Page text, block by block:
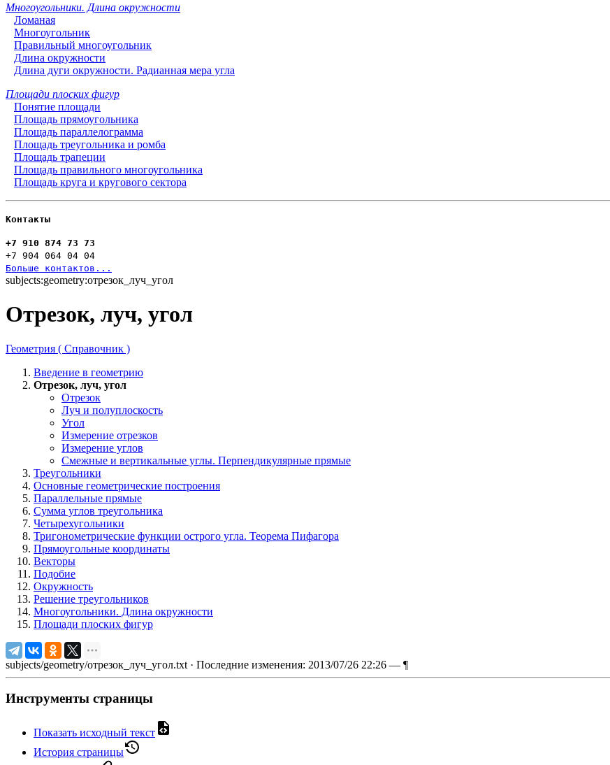
Многоугольники. Длина окружности
Ломаная
Многоугольник
Правильный многоугольник
Длина окружности
Длина дуги окружности. Радианная мера угла
Площади плоских фигур
Понятие площади
Площадь прямоугольника
Площадь параллелограмма
Площадь треугольника и ромба
Площадь трапеции
Площадь правильного многоугольника
Площадь круга и кругового сектора
Контакты
+7 910 874 73 73
+7 904 064 04 04
Больше контактов...
subjects:geometry:отрезок_луч_угол
Отрезок, луч, угол
Геометрия ( Справочник )
Введение в геометрию
Отрезок, луч, угол
Отрезок
Луч и полуплоскость
Угол
Измерение отрезков
Измерение углов
Смежные и вертикальные углы. Перпендикулярные прямые
Треугольники
Основные геометрические построения
Параллельные прямые
Сумма углов треугольника
Четырехугольники
Тригонометрические функции острого угла. Теорема Пифагора
Прямоугольные координаты
Векторы
Подобие
Окружность
Решение треугольников
Многоугольники. Длина окружности
Площади плоских фигур
subjects/geometry/отрезок_луч_угол.txt · Последние изменения: 2013/07/26 22:26 — ¶
Инструменты страницы
Показать исходный текст
История страницы